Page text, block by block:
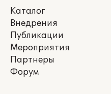
Каталог
Внедрения
Публикации
Мероприятия
Партнеры
Форум